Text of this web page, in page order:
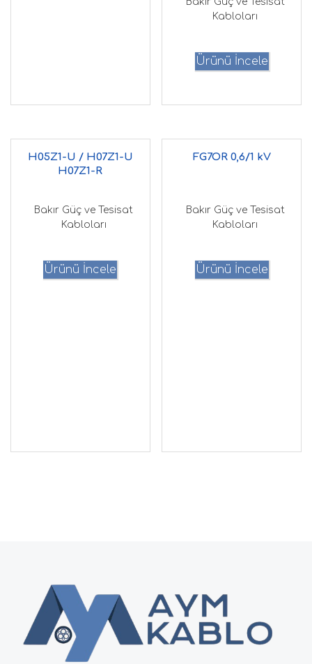
Kabloları
Ürünü İncele
H05Z1-U / H07Z1-U
H07Z1-R
Bakır Güç ve Tesisat
Kabloları
Ürünü İncele
FG7OR 0,6/1 kV
Bakır Güç ve Tesisat
Kabloları
Ürünü İncele